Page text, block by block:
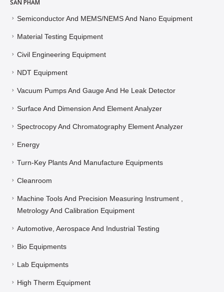
SẢN PHẨM
Semiconductor And MEMS/NEMS And Nano Equipment
Material Testing Equipment
Civil Engineering Equipment
NDT Equipment
Vacuum Pumps And Gauge And He Leak Detector
Surface And Dimension And Element Analyzer
Spectrocopy And Chromatography Element Analyzer
Energy
Turn-Key Plants And Manufacture Equipments
Cleanroom
Machine Tools And Precision Measuring Instrument ,
Metrology And Calibration Equipment
Automotive, Aerospace And Industrial Testing
Bio Equipments
Lab Equipments
High Therm Equipment